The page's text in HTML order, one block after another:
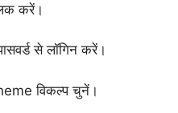
करें।
से लॉगिन करें।
विकल्प चुनें।